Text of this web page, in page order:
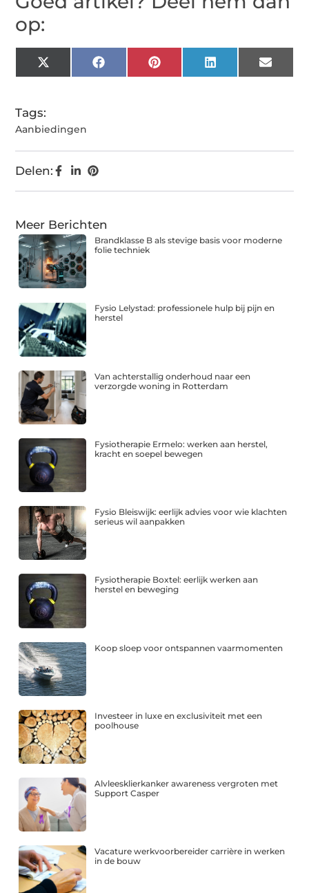
op:
X
(Twitter)
FacebookPinterestLinkedIn Email
Tags:
Aanbiedingen
Delen:
Meer Berichten
Brandklasse B als stevige basis voor moderne
folie techniek
Fysio Lelystad: professionele hulp bij pijn en
herstel
Van achterstallig onderhoud naar een
verzorgde woning in Rotterdam
Fysiotherapie Ermelo: werken aan herstel,
kracht en soepel bewegen
Fysio Bleiswijk: eerlijk advies voor wie klachten
serieus wil aanpakken
Fysiotherapie Boxtel: eerlijk werken aan
herstel en beweging
Koop sloep voor ontspannen vaarmomenten
Investeer in luxe en exclusiviteit met een
poolhouse
Alvleesklierkanker awareness vergroten met
Support Casper
Vacature werkvoorbereider carrière in werken
in de bouw